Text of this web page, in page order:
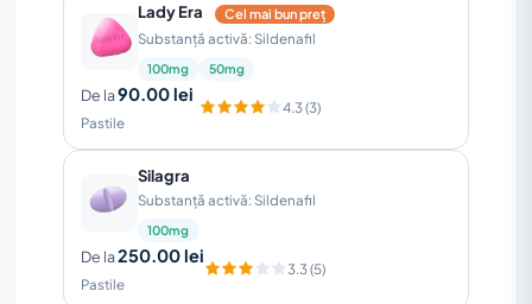
Lady Era Cel mai bun preț
Substanță activă: Sildenafil
100mg 50mg
De la90.00 lei
Pastile
4.3 (3)
Silagra
Substanță activă: Sildenafil
100mg
De la250.00 lei
Pastile
3.3 (5)